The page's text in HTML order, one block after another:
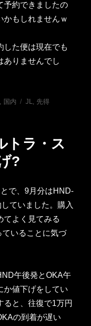
予約できましたの
かもしれませんｗ
した便は現在でも
ありませんでし
, 国内
タ
JL, 先得
トラ・ス
?
で、9月分はHND-
ていました。購入
てよく見てみる
ていることに気づ
午後発とOKA午
か値下げをしてい
ると、往復で1万円
の到着が遅い